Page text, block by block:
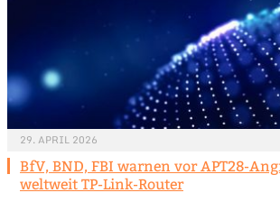
29. APRIL 2026
BfV, BND, FBI warnen vor APT28-
weltweit TP-Link-Router